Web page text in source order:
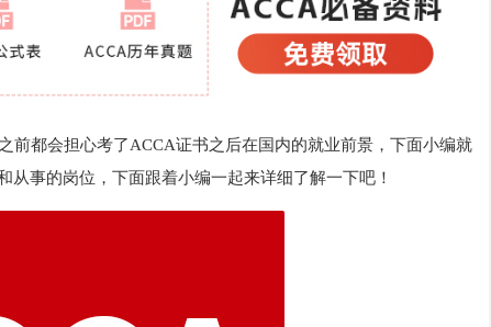
前都会担心考了ACCA证书之后在国内的就业前景，下面小编就
从事的岗位，下面跟着小编一起来详细了解一下吧！